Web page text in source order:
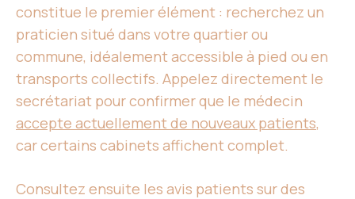
constitue le premier élément : recherchez un
praticien situé dans votre quartier ou
commune, idéalement accessible à pied ou en
transports collectifs. Appelez directement le
secrétariat pour confirmer que le médecin
accepte actuellement de nouveaux patients,
car certains cabinets affichent complet.
Consultez ensuite les avis patients sur des